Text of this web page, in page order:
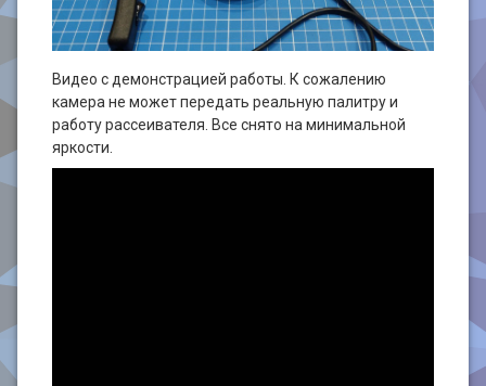
Видео с демонстрацией работы. К сожалению
камера не может передать реальную палитру и
работу рассеивателя. Все снято на минимальной
яркости.